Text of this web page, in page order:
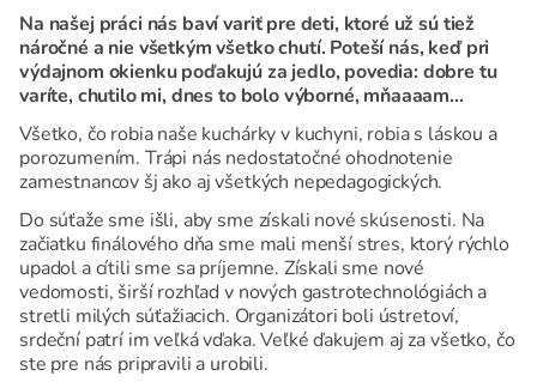
Na našej práci nás baví variť pre deti, ktoré už sú tiež
náročné a nie všetkým všetko chutí. Poteší nás, keď pri
výdajnom okienku poďakujú za jedlo, povedia: dobre tu
varíte, chutilo mi, dnes to bolo výborné, mňaaaam...
Všetko, čo robia naše kuchárky v kuchyni, robia s láskou a
porozumením. Trápi nás nedostatočné ohodnotenie
zamestnancov šj ako aj všetkých nepedagogických.
Do súťaže sme išli, aby sme získali nové skúsenosti. Na
začiatku finálového dňa sme mali menší stres, ktorý rýchlo
upadol a cítili sme sa príjemne. Získali sme nové
vedomosti, širší rozhľad v nových gastrotechnológiách a
stretli milých súťažiacich. Organizátori boli ústretoví,
srdeční patrí im veľká vďaka. Veľké ďakujem aj za všetko, čo
ste pre nás pripravili a urobili.